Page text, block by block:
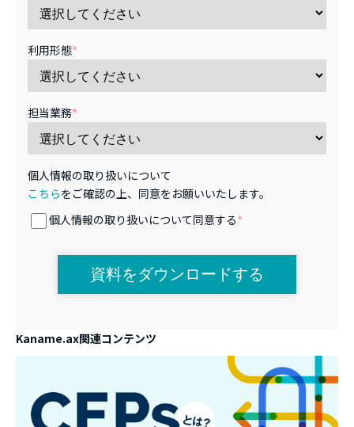
利用形態*
担当業務*
個人情報の取り扱いについて
こちらをご確認の上、同意をお願いいたします。
個人情報の取り扱いについて同意する*
Kaname.ax関連コンテンツ